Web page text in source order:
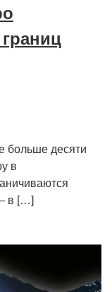
больше десяти
в
в […]